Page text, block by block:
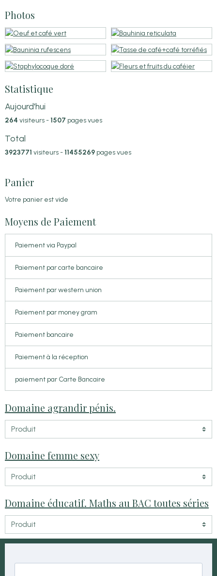
Photos
Statistique
Aujourd'hui
264 visiteurs - 1507 pages vues
Total
3923771 visiteurs - 11455269 pages vues
Panier
Votre panier est vide
Moyens de Paiement
Paiement via Paypal
Paiement par carte bancaire
Paiement par western union
Paiement par money gram
Paiement bancaire
Paiement à la réception
paiement par Carte Bancaire
Domaine agrandir pénis.
Domaine femme sexy
Domaine éducatif. Maths au BAC toutes séries